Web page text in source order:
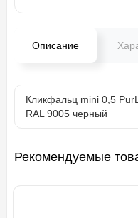
Описание
Кликфальц mini 0,5
RAL 9005 черный
Рекомендуемые